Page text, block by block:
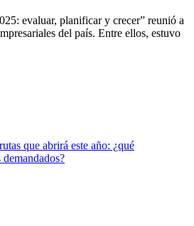
evaluar, planificar y crecer” reunió a
del país. Entre ellos, estuvo